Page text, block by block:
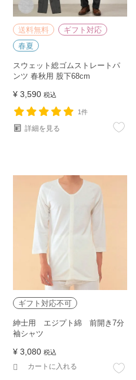
送料無料
ギフト対応
春夏
スウェット総ゴムストレートパ
ンツ 春秋用 股下68cm
¥ 3,590 税込
1件
詳細を見る
ギフト対応不可
紳士用 エジプト綿 前開き7分
袖シャツ
¥ 3,080 税込
カートに入れる